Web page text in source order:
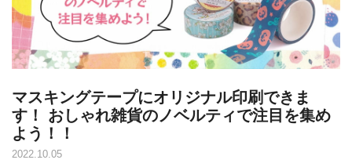
マスキングテープにオリジナル印刷できま
す！ おしゃれ雑貨のノベルティで注目を集め
よう！！
2022.10.05